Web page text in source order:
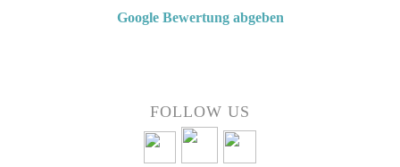
Google Bewertung abgeben
FOLLOW US